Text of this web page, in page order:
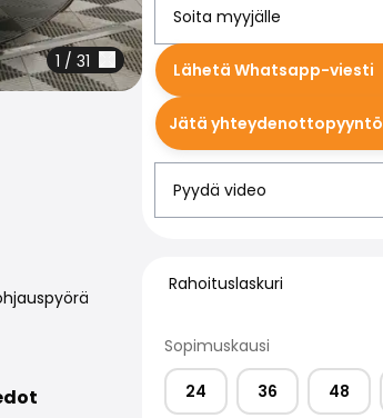
1 / 31 Lähetä Whatsapp-viesti
Soita myyjälle
Jätä yhteydenottopyyntö
Pyydä video
Rahoituslaskuri
Rahoituslaskuri
Sopimuskausi
24 36 48